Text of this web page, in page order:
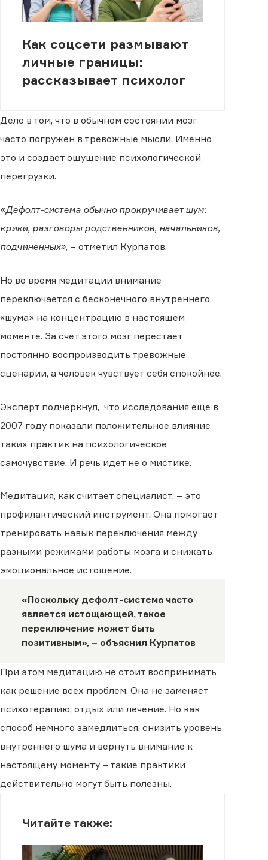
Как соцсети размывают
личные границы:
рассказывает психолог
Дело в том, что в обычном состоянии мозг
часто погружен в тревожные мысли. Именно
это и создает ощущение психологической
перегрузки.
«Дефолт-система обычно прокручивает шум:
крики, разговоры родственников, начальников,
подчиненных», – отметил Курпатов.
Но во время медитации внимание
переключается с бесконечного внутреннего
«шума» на концентрацию в настоящем
моменте. За счет этого мозг перестает
постоянно воспроизводить тревожные
сценарии, а человек чувствует себя спокойнее.
Эксперт подчеркнул, что исследования еще в
2007 году показали положительное влияние
таких практик на психологическое
самочувствие. И речь идет не о мистике.
Медитация, как считает специалист, – это
профилактический инструмент. Она помогает
тренировать навык переключения между
разными режимами работы мозга и снижать
эмоциональное истощение.
«Поскольку дефолт-система часто
является истощающей, такое
переключение может быть
позитивным», – объяснил Курпатов
При этом медитацию не стоит воспринимать
как решение всех проблем. Она не заменяет
психотерапию, отдых или лечение. Но как
способ немного замедлиться, снизить уровень
внутреннего шума и вернуть внимание к
настоящему моменту – такие практики
действительно могут быть полезны.
Читайте также: